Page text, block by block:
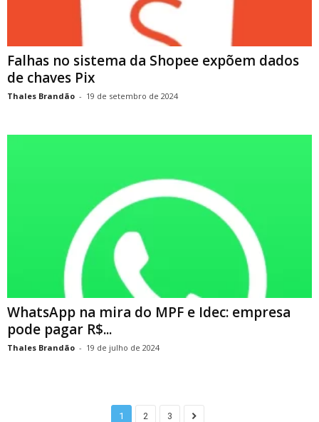
Falhas no sistema da Shopee expõem dados
de chaves Pix
Thales Brandão - 19 de setembro de 2024
WhatsApp na mira do MPF e Idec: empresa
pode pagar R$...
Thales Brandão - 19 de julho de 2024
1 2 3